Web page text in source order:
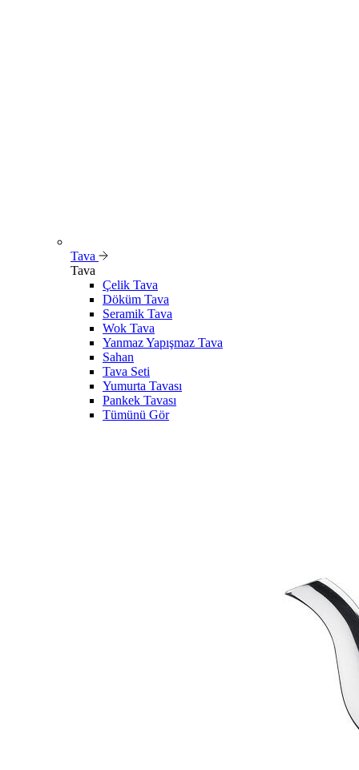
Tava
Tava
Çelik Tava
Döküm Tava
Seramik Tava
Wok Tava
Yanmaz Yapışmaz Tava
Sahan
Tava Seti
Yumurta Tavası
Pankek Tavası
Tümünü Gör